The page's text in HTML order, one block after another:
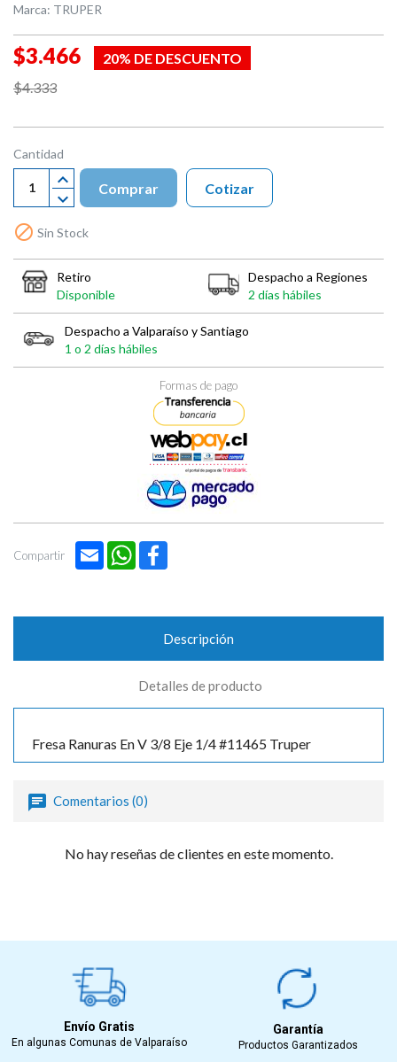
Marca: TRUPER
$3.466
20% DE DESCUENTO
$4.333
Cantidad
Comprar
 Sin Stock
Cotizar
Retiro
Disponible
Despacho a Regiones
2 días hábiles
Despacho a Valparaíso y Santiago
1 o 2 días hábiles
Formas de pago
Compartir Email WhatsApp
Descripción
Detalles de producto
Fresa Ranuras En V 3/8 Eje 1/4 #11465 Truper
Comentarios (0)
No hay reseñas de clientes en este momento.
Envío Gratis
En algunas Comunas de Valparaíso
Garantía
Productos Garantizados